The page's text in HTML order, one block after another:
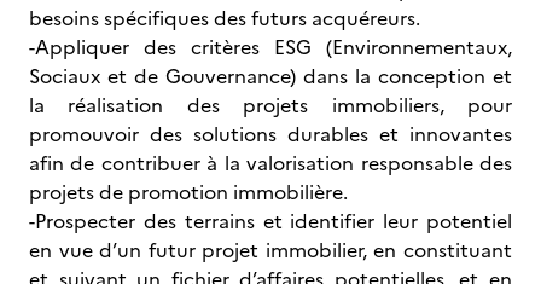
besoins spécifiques des futurs acquéreurs.
-Appliquer des critères ESG (Environnementaux,
Sociaux et de Gouvernance) dans la conception et
la réalisation des projets immobiliers, pour
promouvoir des solutions durables et innovantes
afin de contribuer à la valorisation responsable des
projets de promotion immobilière.
-Prospecter des terrains et identifier leur potentiel
en vue d’un futur projet immobilier, en constituant